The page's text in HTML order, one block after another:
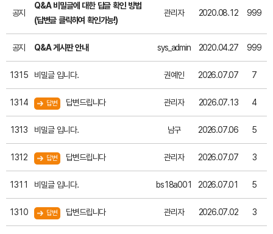
공지
Q&A 비밀글에 대한 답글 확인 방법
(답변글 클릭하여 확인가능!)
관리자 2020.08.12 999
공지 Q&A 게시판 안내 sys_admin 2020.04.27 999
1315 비밀글 입니다. 권예인 2026.07.07 7
1314 답변 답변드립니다 관리자 2026.07.13 4
1313 비밀글 입니다. 남구 2026.07.06 5
1312 답변 답변드립니다 관리자 2026.07.07 3
1311 비밀글 입니다. bs18a001 2026.07.01 5
1310 답변 답변드립니다 관리자 2026.07.02 3